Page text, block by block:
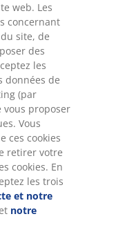
web. Les
concernant
site, de
des
les
données de
(par
vous proposer
Vous
ces cookies
retirer votre
cookies. En
les trois
et notre
notre